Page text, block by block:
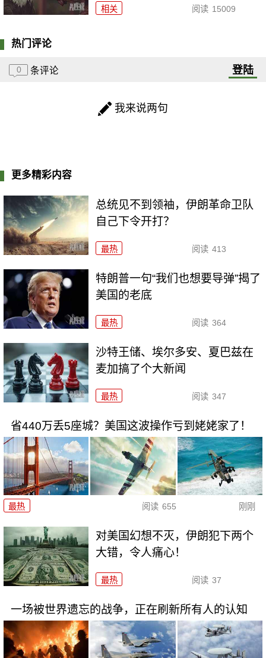
相关 阅读 15009
热门评论
0 条评论 登陆
我来说两句
更多精彩内容
总统见不到领袖，伊朗革命卫队
自己下令开打？
最热 阅读 413
特朗普一句“我们也想要导弹”揭了
美国的老底
最热 阅读 364
沙特王储、埃尔多安、夏巴兹在
麦加搞了个大新闻
最热 阅读 347
省440万丢5座城？美国这波操作亏到姥姥家了！
最热 阅读 655 刚刚
对美国幻想不灭，伊朗犯下两个
大错，令人痛心！
最热 阅读 37
一场被世界遗忘的战争，正在刷新所有人的认知